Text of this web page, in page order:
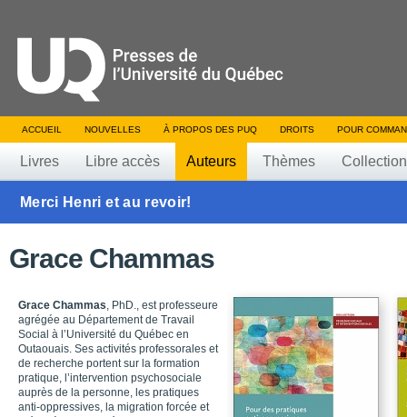
ACCUEIL NOUVELLES À PROPOS DES PUQ DROITS POUR
Livres Libre accès Auteurs Thèmes
Merci Henri et au revoir!
Grace Chammas
Grace Chammas, PhD., est professeure
agrégée au Département de Travail
Social à l’Université du Québec en
Outaouais. Ses activités professorales et
de recherche portent sur la formation
pratique, l’intervention psychosociale
auprès de la personne, les pratiques
anti-oppressives, la migration forcée et